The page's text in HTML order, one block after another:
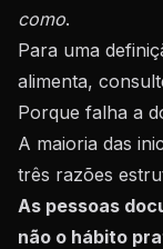
como.
Para uma
alimenta,
Porque falha a
A maioria das
três razões
As pessoas
não o hábito